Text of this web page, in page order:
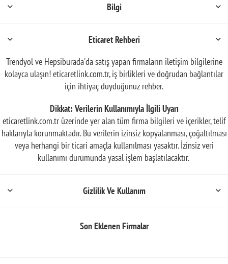
Bilgi
Eticaret Rehberi
Trendyol ve Hepsiburada'da satış yapan firmaların iletişim bilgilerine
kolayca ulaşın! eticaretlink.com.tr, iş birlikleri ve doğrudan bağlantılar
için ihtiyaç duyduğunuz rehber.
Dikkat: Verilerin Kullanımıyla İlgili Uyarı
eticaretlink.com.tr üzerinde yer alan tüm firma bilgileri ve içerikler, telif
haklarıyla korunmaktadır. Bu verilerin izinsiz kopyalanması, çoğaltılması
veya herhangi bir ticari amaçla kullanılması yasaktır. İzinsiz veri
kullanımı durumunda yasal işlem başlatılacaktır.
Gizlilik Ve Kullanım
Son Eklenen Firmalar